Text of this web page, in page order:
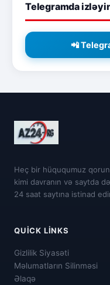
Telegramda
📲
Heç bir hüququmuz
kimi davranın və saytda
24 saat saytına istinad
QUICK LINKS
Gizlilik Siyasəti
Məlumatların Silinməsi
Əlaqə